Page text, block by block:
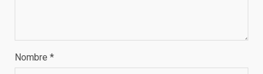
Nombre *